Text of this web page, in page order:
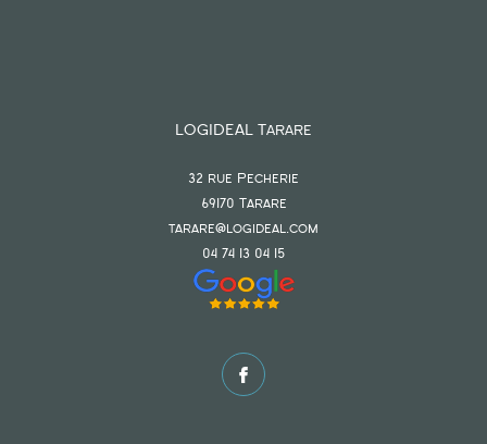
LOGIDEAL Tarare
32 rue Pecherie
69170 tarare
tarare@logideal.com
04 74 13 04 15